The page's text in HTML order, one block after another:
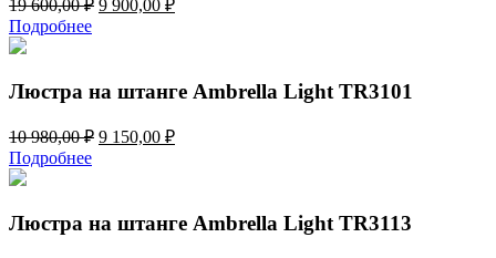
19 600,00₽ 9 900,00 ₽
Подробнее
Люстра на штанге Ambrella Light TR3101
10 980,00₽ Первоначальная
9 150,00 ₽Текущая
Подробнее
Люстра на штанге Ambrella Light TR3113